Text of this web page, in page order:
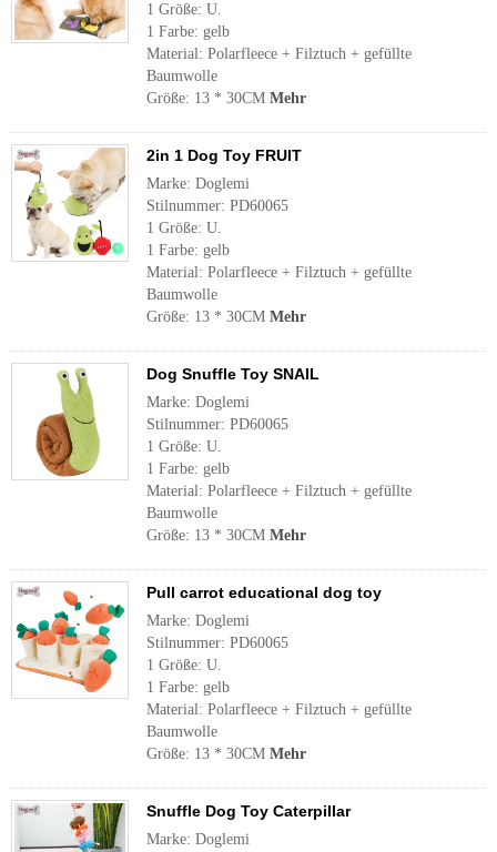
1 Größe: U.
1 Farbe: gelb
Material: Polarfleece + Filztuch + gefüllte
Baumwolle
Größe: 13 * 30CM Mehr
2in 1 Dog Toy FRUIT
Marke: Doglemi
Stilnummer: PD60065
1 Größe: U.
1 Farbe: gelb
Material: Polarfleece + Filztuch + gefüllte
Baumwolle
Größe: 13 * 30CM Mehr
Dog Snuffle Toy SNAIL
Marke: Doglemi
Stilnummer: PD60065
1 Größe: U.
1 Farbe: gelb
Material: Polarfleece + Filztuch + gefüllte
Baumwolle
Größe: 13 * 30CM Mehr
Pull carrot educational dog toy
Marke: Doglemi
Stilnummer: PD60065
1 Größe: U.
1 Farbe: gelb
Material: Polarfleece + Filztuch + gefüllte
Baumwolle
Größe: 13 * 30CM Mehr
Snuffle Dog Toy Caterpillar
Marke: Doglemi